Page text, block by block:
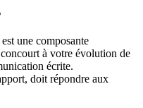
une composante
à votre évolution de
écrite.
doit répondre aux